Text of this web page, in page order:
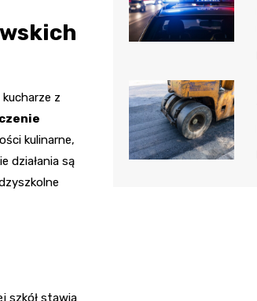
z
kulinarne,
działania są
szkół stawia